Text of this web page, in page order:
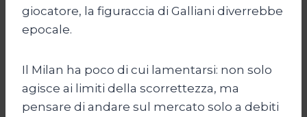
giocatore, la figuraccia di Galliani diverrebbe
epocale.
Il Milan ha poco di cui lamentarsi: non solo
agisce ai limiti della scorrettezza, ma
pensare di andare sul mercato solo a debiti